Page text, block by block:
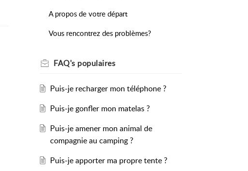
A propos de votre départ
Vous rencontrez des problèmes?
FAQ's populaires
Puis-je recharger mon téléphone ?
Puis-je gonfler mon matelas ?
Puis-je amener mon animal de
compagnie au camping ?
Puis-je apporter ma propre tente ?